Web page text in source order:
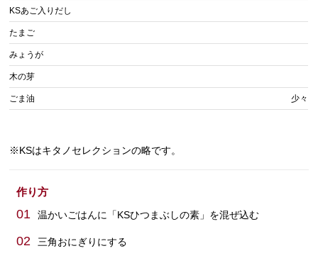
KSあご入りだし
たまご
みょうが
木の芽
ごま油 少々
※KSはキタノセレクションの略です。
作り方
01 温かいごはんに「KSひつまぶしの素」を混ぜ込む
02 三角おにぎりにする